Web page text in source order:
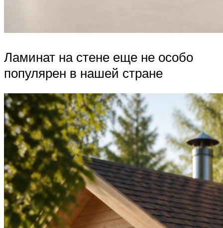
Ламинат на стене еще не особо
популярен в нашей стране